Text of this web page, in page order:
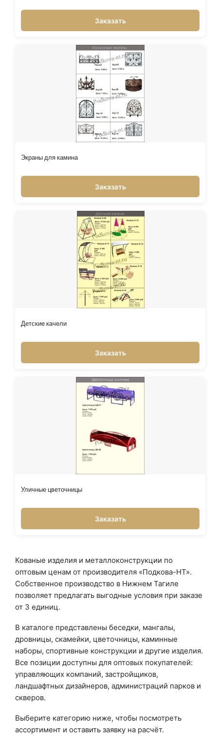
Заказать
Экраны для камина
Заказать
Детские качели
Заказать
Уличные цветочницы
Заказать
Кованые изделия и металлоконструкции по
оптовым ценам от производителя «Подкова-НТ».
Собственное производство в Нижнем Тагиле
позволяет предлагать выгодные условия при заказе
от 3 единиц.
В каталоге представлены беседки, мангалы,
дровницы, скамейки, цветочницы, каминные
наборы, спортивные конструкции и другие изделия.
Все позиции доступны для оптовых покупателей:
управляющих компаний, застройщиков,
ландшафтных дизайнеров, администраций парков и
скверов.
Выберите категорию ниже, чтобы посмотреть
ассортимент и оставить заявку на расчёт.